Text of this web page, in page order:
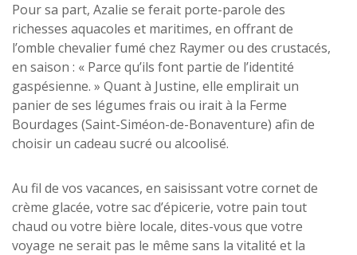
Pour sa part, Azalie se ferait porte-parole des
richesses aquacoles et maritimes, en offrant de
l’omble chevalier fumé chez Raymer ou des crustacés,
en saison : « Parce qu’ils font partie de l’identité
gaspésienne. » Quant à Justine, elle emplirait un
panier de ses légumes frais ou irait à la Ferme
Bourdages (Saint-Siméon-de-Bonaventure) afin de
choisir un cadeau sucré ou alcoolisé.
Au fil de vos vacances, en saisissant votre cornet de
crème glacée, votre sac d’épicerie, votre pain tout
chaud ou votre bière locale, dites-vous que votre
voyage ne serait pas le même sans la vitalité et la